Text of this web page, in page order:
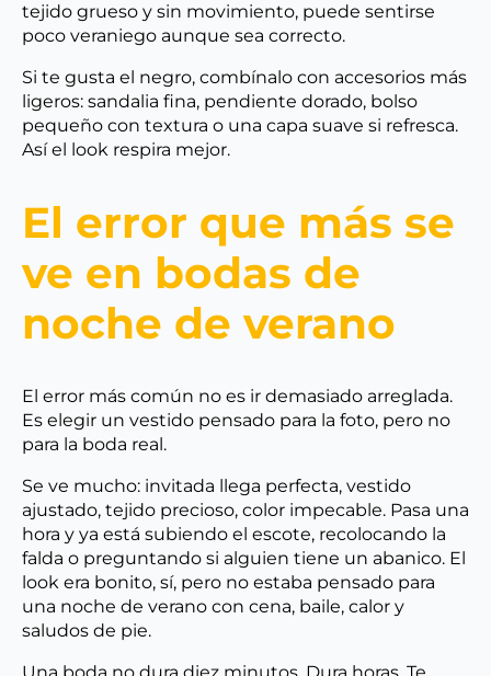
tejido grueso y sin movimiento, puede sentirse
poco veraniego aunque sea correcto.
Si te gusta el negro, combínalo con accesorios más
ligeros: sandalia fina, pendiente dorado, bolso
pequeño con textura o una capa suave si refresca.
Así el look respira mejor.
El error que más se
ve en bodas de
noche de verano
El error más común no es ir demasiado arreglada.
Es elegir un vestido pensado para la foto, pero no
para la boda real.
Se ve mucho: invitada llega perfecta, vestido
ajustado, tejido precioso, color impecable. Pasa una
hora y ya está subiendo el escote, recolocando la
falda o preguntando si alguien tiene un abanico. El
look era bonito, sí, pero no estaba pensado para
una noche de verano con cena, baile, calor y
saludos de pie.